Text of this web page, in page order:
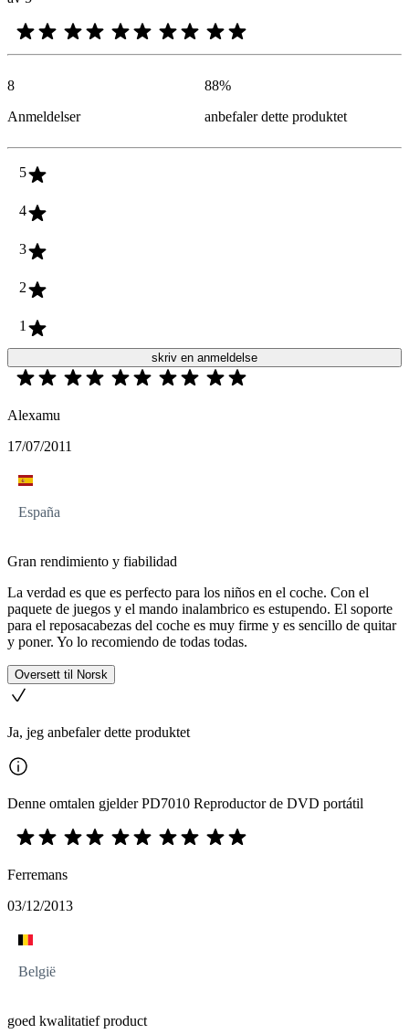
8
Anmeldelser
88%
anbefaler dette produktet
5
4
3
2
1
skriv en anmeldelse
Alexamu
17/07/2011
España
Gran rendimiento y fiabilidad
La verdad es que es perfecto para los niños en el coche. Con el
paquete de juegos y el mando inalambrico es estupendo. El soporte
para el reposacabezas del coche es muy firme y es sencillo de quitar
y poner. Yo lo recomiendo de todas todas.
Oversett til Norsk
Ja, jeg anbefaler dette produktet
Denne omtalen gjelder PD7010 Reproductor de DVD portátil
Ferremans
03/12/2013
België
goed kwalitatief product